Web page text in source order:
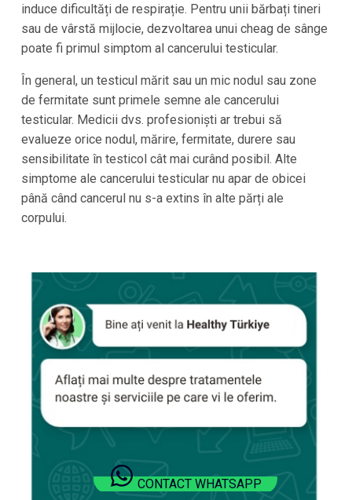
induce dificultăți de respirație. Pentru unii bărbați tineri
sau de vârstă mijlocie, dezvoltarea unui cheag de sânge
poate fi primul simptom al cancerului testicular.
În general, un testicul mărit sau un mic nodul sau zone
de fermitate sunt primele semne ale cancerului
testicular. Medicii dvs. profesioniști ar trebui să
evalueze orice nodul, mărire, fermitate, durere sau
sensibilitate în testicol cât mai curând posibil. Alte
simptome ale cancerului testicular nu apar de obicei
până când cancerul nu s-a extins în alte părți ale
corpului.
CONTACT WHATSAPP